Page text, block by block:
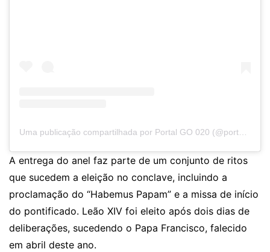
Uma publicação compartilhada por Portal GO 020 (@portalgo020)
A entrega do anel faz parte de um conjunto de ritos
que sucedem a eleição no conclave, incluindo a
proclamação do “Habemus Papam” e a missa de início
do pontificado. Leão XIV foi eleito após dois dias de
deliberações, sucedendo o Papa Francisco, falecido
em abril deste ano.